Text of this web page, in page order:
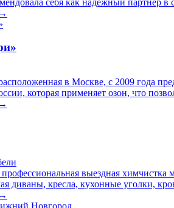
в Москве, с 2009 года
которая применяет озон, что
выездная химчистка
диваны, кресла, кухонные уголки,